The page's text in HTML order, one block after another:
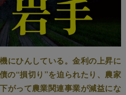
にひんしている。金利の上昇に
の“損切り”を迫られたり、農家
がって農業関連事業が減益にな